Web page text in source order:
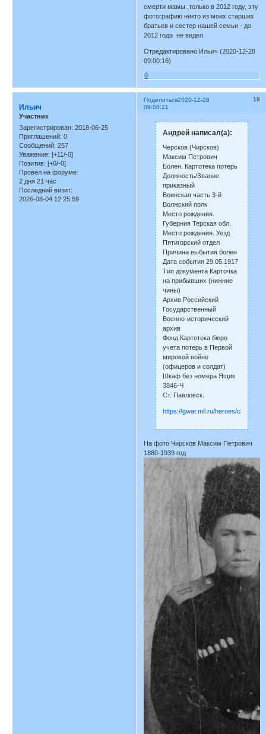
смерти мамы ,только в 2012 году, эту
фотографию никто из моих старших
братьев и сестер нашей семьи - до
2012 года не видел.
Отредактировано Ильич (2020-12-28
09:00:16)
0
Поделиться 18
2020-12-28
09:08:21
Ильич
Участник
Зарегистрирован: 2018-06-25
Приглашений: 0
Сообщений: 257
Уважение: [+11/-0]
Позитив: [+0/-0]
Провел на форуме:
2 дня 21 час
Последний визит:
2026-08-04 12:25:59
Андрей написал(а):
Черсков (Чирсков)
Максим Петрович
Болен. Картотека потерь
Должность/Звание
приказный
Воинская часть 3-й
Волжский полк
Место рождения.
Губерния Терская обл.
Место рождения. Уезд
Пятигорский отдел
Причина выбытия болен
Дата события 29.05.1917
Тип документа Карточка
на прибывших (нижние
чины)
Архив Российский
Государственный
Военно-исторический
архив
Фонд Картотека бюро
учета потерь в Первой
мировой войне
(офицеров и солдат)
Шкаф без номера Ящик
3846-Ч
Ст. Павловск.
https://gwar.mil.ru/heroes/
На фото Чирсков Максим Петрович
1880-1939 год